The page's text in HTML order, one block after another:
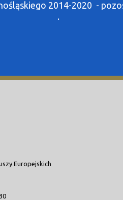
Europejskich
2014-2020 -
.